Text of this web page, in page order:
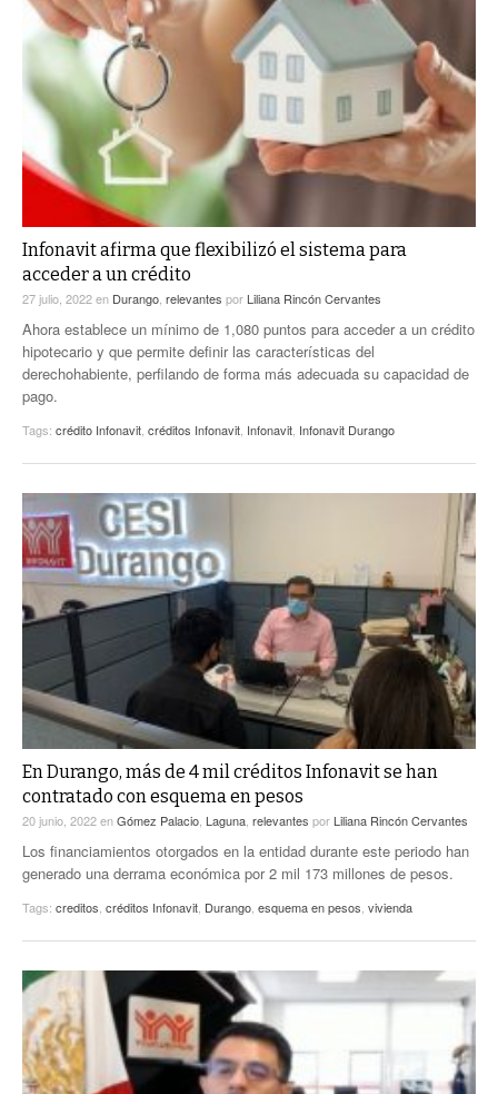
Infonavit afirma que flexibilizó el sistema para
acceder a un crédito
27 julio, 2022en Durango relevantes por Liliana Rincón Cervantes
Ahora establece un mínimo de 1,080 puntos para acceder a un crédito
hipotecario y que permite definir las características del
derechohabiente, perfilando de forma más adecuada su capacidad de
pago.
Tags: crédito Infonavit créditos Infonavit Infonavit Infonavit Durango
En Durango, más de 4 mil créditos Infonavit se han
contratado con esquema en pesos
20 junio, 2022enGómez Palacio, Laguna, relevantes por Liliana Rincón Cervantes
Los financiamientos otorgados en la entidad durante este periodo han
generado una derrama económica por 2 mil 173 millones de pesos.
Tags: creditos, créditos Infonavit, Durango, esquema en pesos, vivienda